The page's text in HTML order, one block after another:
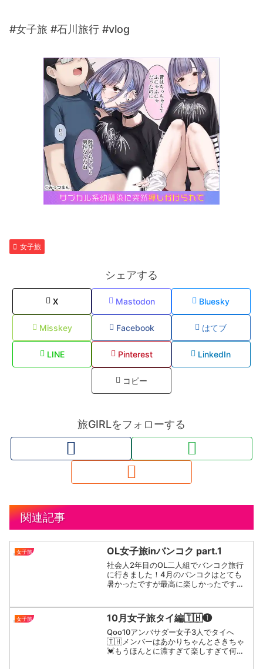
#女子旅 #石川旅行 #vlog
女子旅
シェアする
X Mastodon Bluesky
Misskey Facebook はてブ
LINE Pinterest LinkedIn
コピー
旅GIRLをフォローする
関連記事
女子旅 OL女子旅inバンコク part.1
社会人2年目のOL二人組でバンコク旅行
に行きました！4月のバンコクはとても
暑かったですが最高に楽しかったです♡
のモール "エムクオーティエ...
女子旅 10月女子旅タイ編🇹🇭❶
Qoo10アンバサダー女子3人でタイへ
🇹🇭メンバーはあかりちゃんとさきちゃ
💓もうほんとに濃すぎて楽しすぎて何個